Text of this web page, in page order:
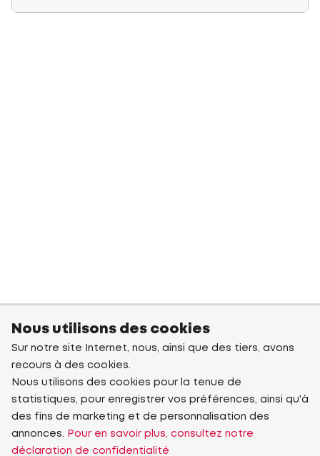
Nous utilisons des cookies
Sur notre site Internet, nous, ainsi que des tiers, avons
recours à des cookies.
Nous utilisons des cookies pour la tenue de
statistiques, pour enregistrer vos préférences, ainsi qu'à
des fins de marketing et de personnalisation des
annonces.
Pour en savoir plus, consultez notre
déclaration de confidentialité